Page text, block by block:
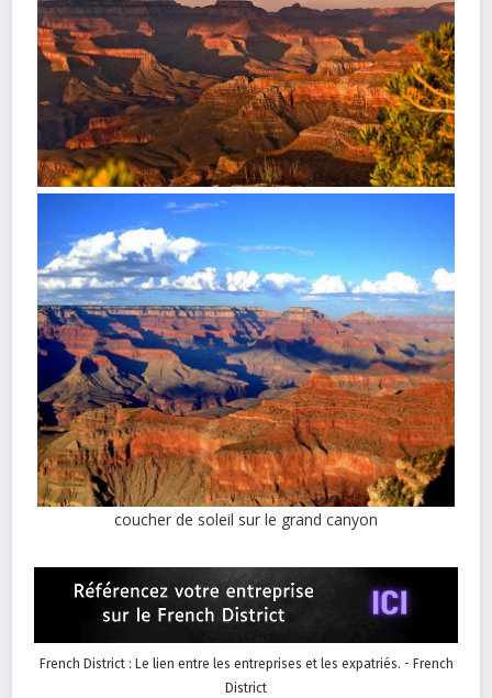
coucher de soleil sur le grand canyon
French District : Le lien entre les entreprises et les expatriés. - French
District